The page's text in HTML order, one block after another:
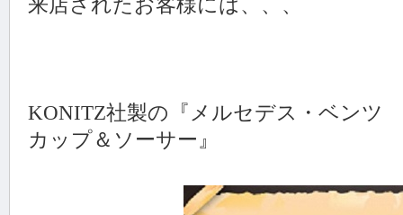
KONITZ社製の『メルセデス・ベン
カップ＆ソーサー』